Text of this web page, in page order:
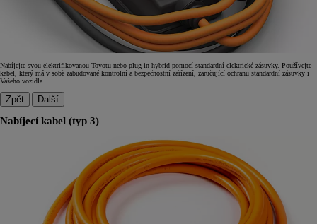
Nabíjejte svou elektrifikovanou Toyotu nebo plug-in hybrid pomocí standardní elektrické zásuvky. Používejte
kabel, který má v sobě zabudované kontrolní a bezpečnostní zařízení, zaručující ochranu standardní zásuvky i
Vašeho vozidla.
Zpět Další
Nabíjecí kabel (typ 3)